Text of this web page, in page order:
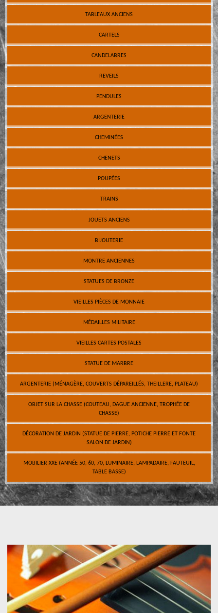
TABLEAUX ANCIENS
CARTELS
CANDELABRES
REVEILS
PENDULES
ARGENTERIE
CHEMINÉES
CHENETS
POUPÉES
TRAINS
JOUETS ANCIENS
BIJOUTERIE
MONTRE ANCIENNES
STATUES DE BRONZE
VIEILLES PIÈCES DE MONNAIE
MÉDAILLES MILITAIRE
VIEILLES CARTES POSTALES
STATUE DE MARBRE
ARGENTERIE (MÉNAGÈRE, COUVERTS DÉPAREILLÉS, THEILLERE, PLATEAU)
OBJET SUR LA CHASSE (COUTEAU, DAGUE ANCIENNE, TROPHÉE DE
CHASSE)
DÉCORATION DE JARDIN (STATUE DE PIERRE, POTICHE PIERRE ET FONTE
SALON DE JARDIN)
MOBILIER XXE (ANNÉE 50, 60, 70, LUMINAIRE, LAMPADAIRE, FAUTEUIL,
TABLE BASSE)